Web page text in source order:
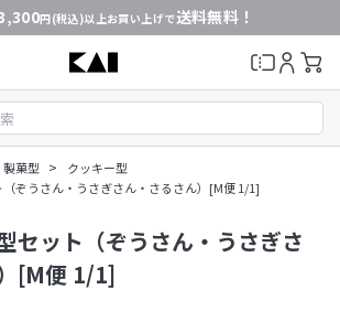
円(税込)以上お買い上げで送料無料！
製菓型 > クッキー型
ぞうさん・うさぎさん・さるさん）[M便 1/1]
セット（ぞうさん・うさぎさ
[M便 1/1]